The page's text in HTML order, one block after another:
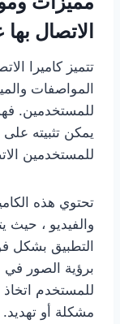
الاتصال
تتميز كاميرا
المواصفات
للمستخدمين.
يمكن تثبيته على
للمستخدمين
تحتوي هذه
والفيديو ، حيث
التطبيق
برؤية الصور في
للمستخدم
مشكلة أو تهديد.